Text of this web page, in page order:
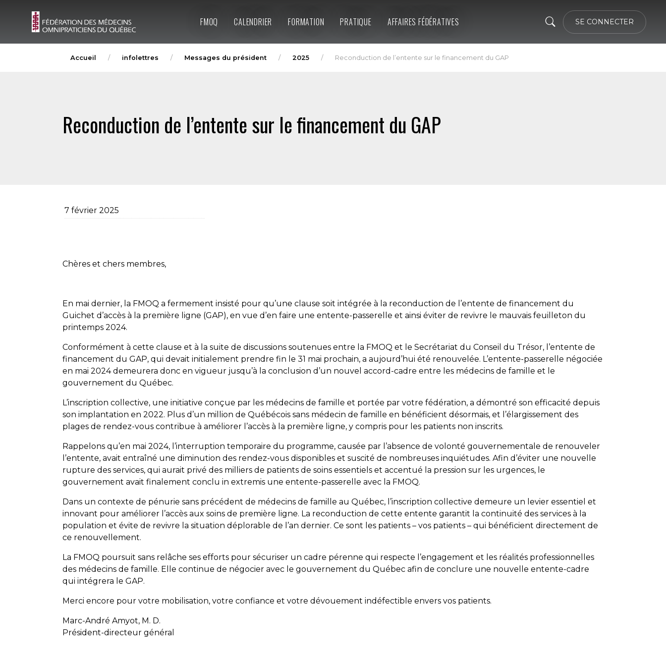
SE CONNECTER
FMOQ CALENDRIER FORMATION PRATIQUE AFFAIRES FÉDÉRATIVES
Accueil infolettres Messages du président 2025 Reconduction de l’entente sur le financement du GAP
Reconduction de l’entente sur le financement du GAP
7 février 2025
Chères et chers membres,
En mai dernier, la FMOQ a fermement insisté pour qu’une clause soit intégrée à la reconduction de l’entente de financement du
Guichet d’accès à la première ligne (GAP), en vue d’en faire une entente-passerelle et ainsi éviter de revivre le mauvais feuilleton du
printemps 2024.
Conformément à cette clause et à la suite de discussions soutenues entre la FMOQ et le Secrétariat du Conseil du Trésor, l’entente de
financement du GAP, qui devait initialement prendre fin le 31 mai prochain, a aujourd’hui été renouvelée. L’entente-passerelle négociée
en mai 2024 demeurera donc en vigueur jusqu’à la conclusion d’un nouvel accord-cadre entre les médecins de famille et le
gouvernement du Québec.
L’inscription collective, une initiative conçue par les médecins de famille et portée par votre fédération, a démontré son efficacité depuis
son implantation en 2022. Plus d’un million de Québécois sans médecin de famille en bénéficient désormais, et l’élargissement des
plages de rendez-vous contribue à améliorer l’accès à la première ligne, y compris pour les patients non inscrits.
Rappelons qu’en mai 2024, l’interruption temporaire du programme, causée par l’absence de volonté gouvernementale de renouveler
l’entente, avait entraîné une diminution des rendez-vous disponibles et suscité de nombreuses inquiétudes. Afin d’éviter une nouvelle
rupture des services, qui aurait privé des milliers de patients de soins essentiels et accentué la pression sur les urgences, le
gouvernement avait finalement conclu in extremis une entente-passerelle avec la FMOQ.
Dans un contexte de pénurie sans précédent de médecins de famille au Québec, l’inscription collective demeure un levier essentiel et
innovant pour améliorer l’accès aux soins de première ligne. La reconduction de cette entente garantit la continuité des services à la
population et évite de revivre la situation déplorable de l’an dernier. Ce sont les patients – vos patients – qui bénéficient directement de
ce renouvellement.
La FMOQ poursuit sans relâche ses efforts pour sécuriser un cadre pérenne qui respecte l’engagement et les réalités professionnelles
des médecins de famille. Elle continue de négocier avec le gouvernement du Québec afin de conclure une nouvelle entente-cadre
qui intégrera le GAP.
Merci encore pour votre mobilisation, votre confiance et votre dévouement indéfectible envers vos patients.
Marc-André Amyot, M. D.
Président-directeur général